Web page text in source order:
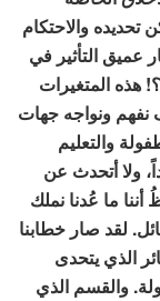
والاحتكام
عميق التأثير في
هذه المتغيرات
ونواجه جهات
والتعليم
ولا أتحدث عن
ما عُدنا نملك
لقد صار خطابنا
الذي يتحدى
والقسم الذي